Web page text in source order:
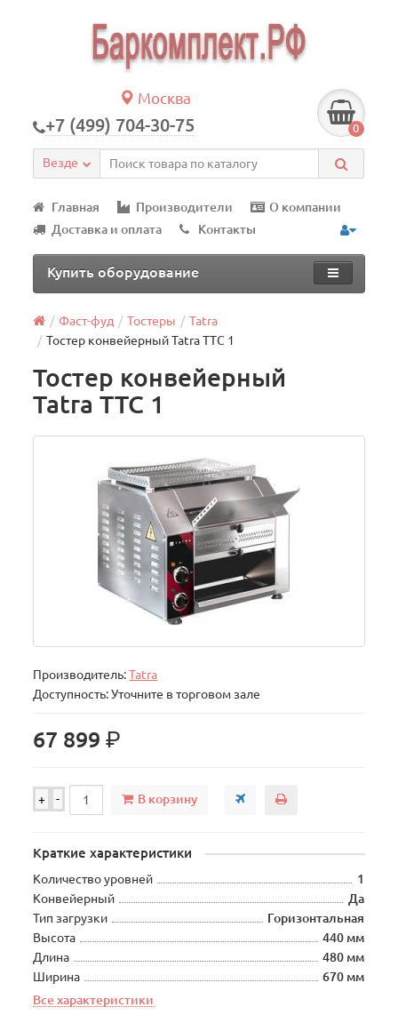
Москва
+7 (499) 704-30-75 0
Везде
Главная Производители
О компании
Доставка и оплата
Контакты
Купить оборудование
Фаст-фуд Тостеры
Tatra
Тостер конвейерный Tatra TTC 1
Тостер конвейерный
Tatra TTC 1
Производитель:Tatra
Доступность: Уточните в торговом зале
67 899р.
+ - В корзину
Краткие характеристики
Количество уровней
1
Конвейерный
Да
Тип загрузки
Горизонтальная
Высота
440 мм
Длина
480 мм
Ширина
670 мм
Все характеристики